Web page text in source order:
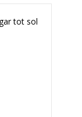
tot sol